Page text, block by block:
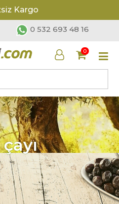
Kargo
0 532 693 48 16
0